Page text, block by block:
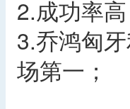
2.成功率
3.乔鸿匈
场第一；